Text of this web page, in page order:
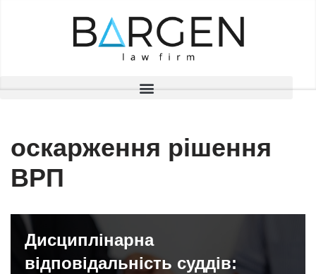
оскарження рішення
ВРП
Дисциплінарна
відповідальність суддів: